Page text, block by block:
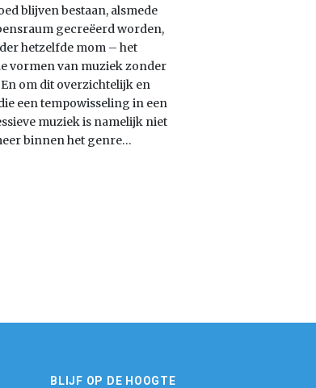
blijven bestaan, alsmede
gecreëerd worden,
hetzelfde mom – het
vormen van muziek zonder
om dit overzichtelijk en
een tempowisseling in een
muziek is namelijk niet
binnen het genre…
BLIJF OP DE HOOGTE